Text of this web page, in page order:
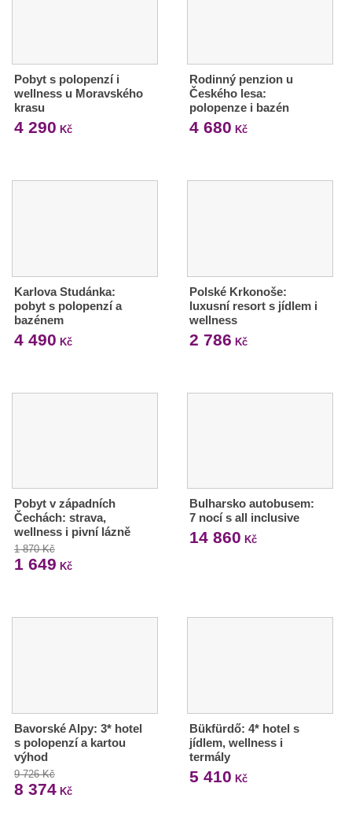
Pobyt s polopenzí i
wellness u Moravského
krasu
4 290 Kč
Rodinný penzion u
Českého lesa:
polopenze i bazén
4 680 Kč
Karlova Studánka:
pobyt s polopenzí a
bazénem
4 490 Kč
Polské Krkonoše:
luxusní resort s jídlem i
wellness
2 786 Kč
Pobyt v západních
Čechách: strava,
wellness i pivní lázně
1 870 Kč
1 649 Kč
Bulharsko autobusem:
7 nocí s all inclusive
14 860 Kč
Bavorské Alpy: 3* hotel
s polopenzí a kartou
výhod
9 726 Kč
8 374 Kč
Bükfürdő: 4* hotel s
jídlem, wellness i
termály
5 410 Kč